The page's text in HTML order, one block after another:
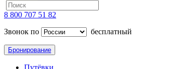
8 800 707 51 82
Звонок по
бесплатный
Бронирование
Путёвки